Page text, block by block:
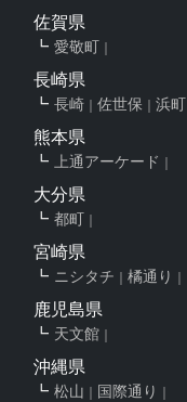
佐賀県
愛敬町
長崎県
長崎 佐世保 浜町
熊本県
上通アーケード
大分県
都町
宮崎県
ニシタチ 橘通り
鹿児島県
天文館
沖縄県
松山 国際通り